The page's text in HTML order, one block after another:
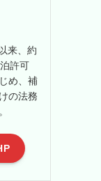
来、約
許可
め、補
の法務